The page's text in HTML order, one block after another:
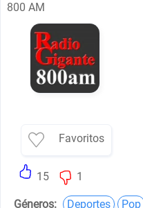
800 AM
Favoritos
15 1
Géneros: Deportes Pop